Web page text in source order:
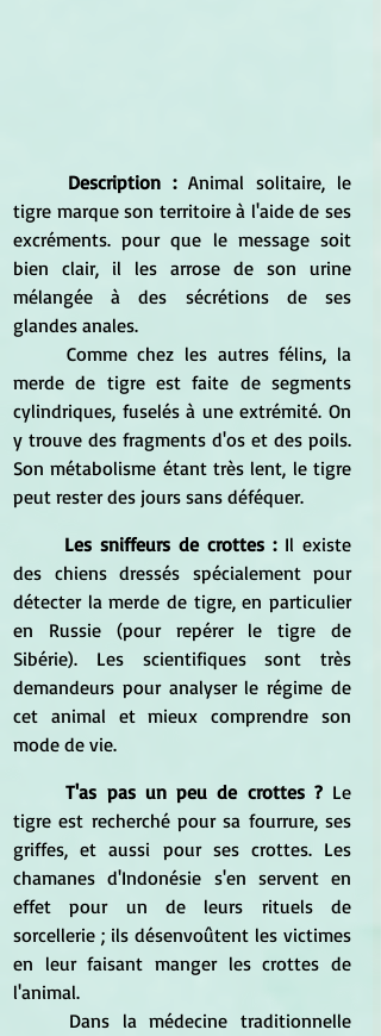
Description : Animal solitaire, le
tigre marque son territoire à l'aide de ses
excréments. pour que le message soit
bien clair, il les arrose de son urine
mélangée à des sécrétions de ses
glandes anales.
merde de tigre est faite de segments
cylindriques, fuselés à une extrémité. On
y trouve des fragments d'os et des poils.
Son métabolisme étant très lent, le tigre
peut rester des jours sans déféquer.
Les sniffeurs de crottes : Il existe
des chiens dressés spécialement pour
détecter la merde de tigre, en particulier
en Russie (pour repérer le tigre de
Sibérie). Les scientifiques sont très
demandeurs pour analyser le régime de
cet animal et mieux comprendre son
mode de vie.
T'as pas un peu de crottes ? Le
tigre est recherché pour sa fourrure, ses
griffes, et aussi pour ses crottes. Les
chamanes d'Indonésie s'en servent en
effet pour un de leurs rituels de
sorcellerie ; ils désenvoûtent les victimes
en leur faisant manger les crottes de
l'animal.